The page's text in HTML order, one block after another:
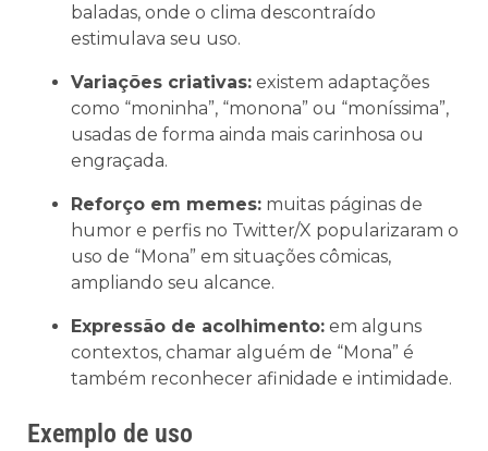
baladas, onde o clima descontraído
estimulava seu uso.
Variações criativas: existem adaptações
como “moninha”, “monona” ou “moníssima”,
usadas de forma ainda mais carinhosa ou
engraçada.
Reforço em memes: muitas páginas de
humor e perfis no Twitter/X popularizaram o
uso de “Mona” em situações cômicas,
ampliando seu alcance.
Expressão de acolhimento: em alguns
contextos, chamar alguém de “Mona” é
também reconhecer afinidade e intimidade.
Exemplo de uso